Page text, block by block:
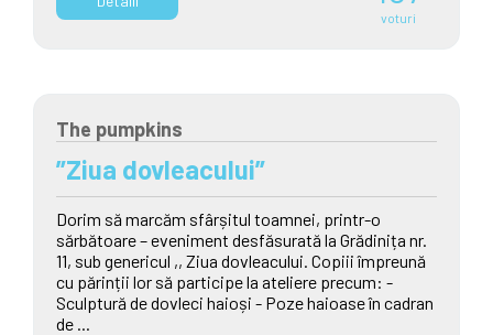
voturi
The pumpkins
”Ziua dovleacului”
Dorim să marcăm sfârșitul toamnei, printr-o
sărbătoare – eveniment desfăsurată la Grădinița nr.
11, sub genericul ,, Ziua dovleacului. Copiii împreună
cu părinții lor să participe la ateliere precum: -
Sculptură de dovleci haioși - Poze haioase în cadran
de ...